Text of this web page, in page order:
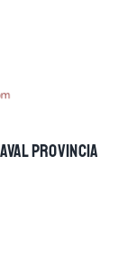
PROVINCIA